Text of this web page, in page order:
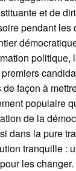
et de
pendant les
politique,
façon à
populaire
de la
dans la pure
tranquille :
les changer.